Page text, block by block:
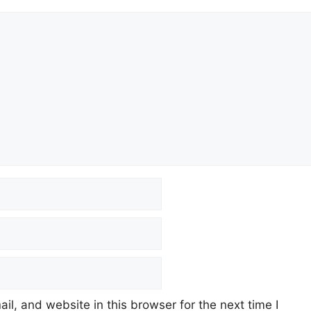
and website in this browser for the next time I